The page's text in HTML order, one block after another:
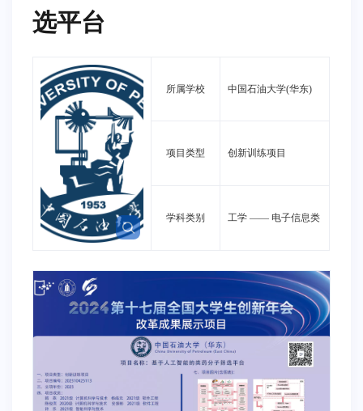
选平台
所属学校 中国石油大学(华东)
项目类型 创新训练项目
学科类别 工学 —— 电子信息类